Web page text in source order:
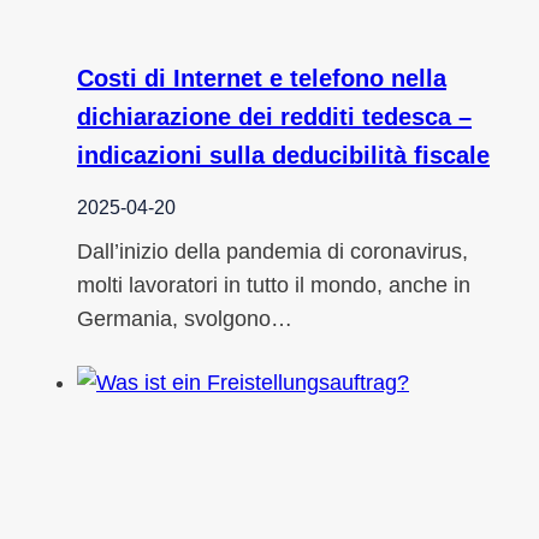
Costi di Internet e telefono nella
dichiarazione dei redditi tedesca –
indicazioni sulla deducibilità fiscale
2025-04-20
Dall’inizio della pandemia di coronavirus,
molti lavoratori in tutto il mondo, anche in
Germania, svolgono…